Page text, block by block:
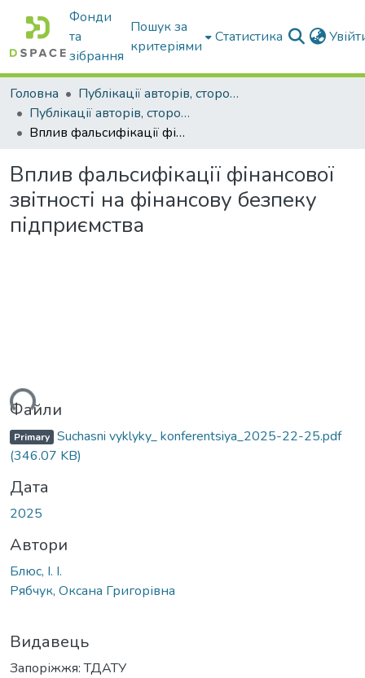
Фонди
та
зібрання
Пошук за
критеріями
Статистика
Головна
Публікації авторів, сторонніх університету
Публікації авторів, сторонніх університету
Вплив фальсифікації фінансової звітності на фінансову безпеку підприємства
Вплив фальсифікації фінансової
звітності на фінансову безпеку
підприємства
Файли
Primary Suchasni vyklyky_ konferentsiya_2025-22-25.pdf
(346.07 KB)
Дата
2025
Автори
Блюс, І. І.
Рябчук, Оксана Григорівна
Видавець
Запоріжжя: ТДАТУ